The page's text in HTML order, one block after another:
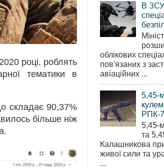
році, роблять
тематики в
складає 90,37%
більше ніж
В ЗСУ
облікових
пов'язаних з
авіаційних ...
5,45-
РПК-
5,45-
та
Калашникова
живої сили та
...